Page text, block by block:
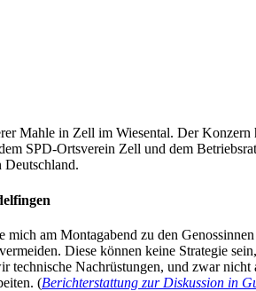
Mahle in Zell im Wiesental. Der
SPD-Ortsverein Zell und dem
am Montagabend zu den
Diese können keine Strategie
technische Nachrüstungen, und zwar
(Berichterstattung zur Diskussion in